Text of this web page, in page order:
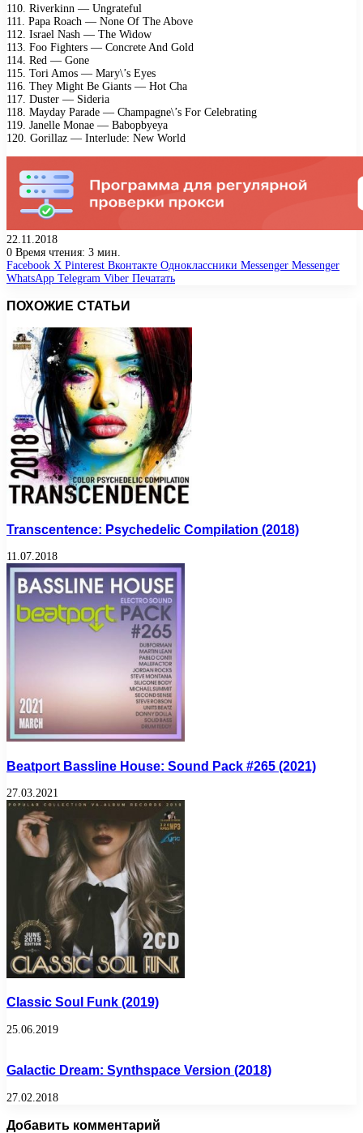
110. Riverkinn — Ungrateful
111. Papa Roach — None Of The Above
112. Israel Nash — The Widow
113. Foo Fighters — Concrete And Gold
114. Red — Gone
115. Tori Amos — Mary\’s Eyes
116. They Might Be Giants — Hot Cha
117. Duster — Sideria
118. Mayday Parade — Champagne\’s For Celebrating
119. Janelle Monae — Babopbyeya
120. Gorillaz — Interlude: New World
22.11.2018
0 Время чтения: 3 мин.
Facebook X Pinterest Вконтакте Одноклассники Messenger Messenger
WhatsApp Telegram Viber Печатать
ПОХОЖИЕ СТАТЬИ
Transcentence: Psychedelic Compilation (2018)
11.07.2018
Beatport Bassline House: Sound Pack #265 (2021)
27.03.2021
Classic Soul Funk (2019)
25.06.2019
Galactic Dream: Synthspace Version (2018)
27.02.2018
Добавить комментарий